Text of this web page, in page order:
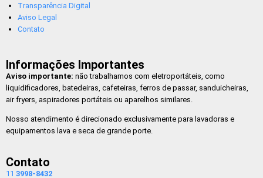
Transparência Digital
Aviso Legal
Contato
Informações Importantes
Aviso importante: não trabalhamos com eletroportáteis, como
liquidificadores, batedeiras, cafeteiras, ferros de passar, sanduicheiras,
air fryers, aspiradores portáteis ou aparelhos similares.
Nosso atendimento é direcionado exclusivamente para lavadoras e
equipamentos lava e seca de grande porte.
Contato
11 3998-8432